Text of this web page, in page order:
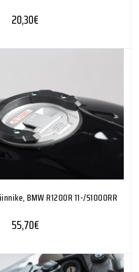
20,30€
BMW R1200R 11-/S1000RR
55,70€